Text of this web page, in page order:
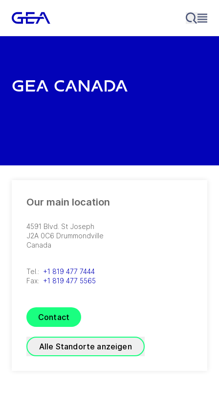
GEA Canada
Our main location
4591 Blvd. St Joseph
J2A 0C6 Drummondville
Canada
Tel.: +1 819 477 7444
Fax: +1 819 477 5565
Contact
Alle Standorte anzeigen